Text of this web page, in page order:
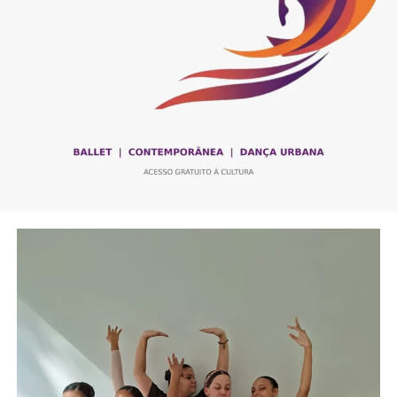
Além disso, o partido enfrenta o desafio de dialogar com
novas gerações de eleitores, que possuem demandas e
visões políticas diferentes das que marcaram a fundação
O PT também carrega o impacto de crises políticas e
argumentem que houve excessos em determinadas
A ascensão de movimentos conservadores e de direita
nos últimos anos também alterou o equilíbrio político
nacional, reduzindo a hegemonia que o partido exerceu
em determinados períodos.